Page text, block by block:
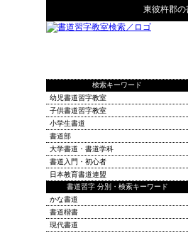
東彼杵郡の
検索キーワード
幼児書道習字教室
子供書道習字教室
小学生書道
書道部
大学書道・書道学科
書道入門・初心者
日本教育書道連盟
書道習字 分別・検索キーワード
かな書道
書道楷書
現代書道